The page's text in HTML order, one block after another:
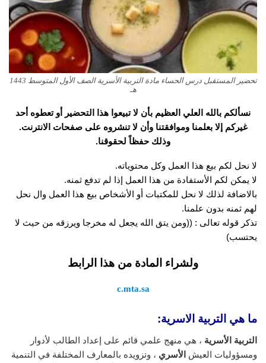
تحضير المستقبل درس الحساء مادة التربية الأسرية الصف الأول المتوسط 1443
هـ
نسألكم بالله العلي العظيم بأن لا تبيعوا هذا التحضير أو تعطوه أحد
غيركم إلا بعلمنا وموافقتنا وأن لا تنشروه على صفحات الانترنت.
وذلك حفظاً لحقوقنا.
لا نحل لكم بيع هذا العمل وكل محتوياته.
لا يمكن لكم الأستفادة من هذا العمل إذا لم تدفع ثمنه.
بالاضافة لذلك لا نحل للمكتبات أو الأشخاص بيع هذا العمل وال نحل
لهم ثمنه بدون علمنا.
تذكر قوله تعالى : ((ومن يتق الله يجعل له مخرجا ويرزقه من حيث لا
يحتسب)
ولشراء المادة من هذا الرابط
c.mta.sa
ما هي التربية الاسرية:
التربية الأسرية ، هي منهج علمي قائم على إعداد الطالب لأدوار
ومسؤوليات العيش
الأسري ، وتزويده بالمعارف المختلفة في التنمية